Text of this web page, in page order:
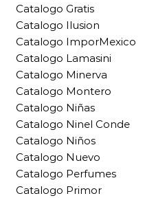
Catalogo Gratis
Catalogo Ilusion
Catalogo ImporMexico
Catalogo Lamasini
Catalogo Minerva
Catalogo Montero
Catalogo Niñas
Catalogo Ninel Conde
Catalogo Niños
Catalogo Nuevo
Catalogo Perfumes
Catalogo Primor